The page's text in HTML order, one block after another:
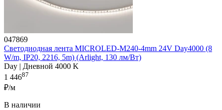
047869
Светодиодная лента MICROLED-M240-4mm 24V Day4000 (8
W/m, IP20, 2216, 5m) (Arlight, 130 лм/Вт)
Day | Дневной 4000 K
1 44687
₽/м
В наличии